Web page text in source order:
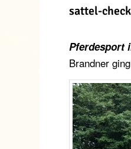
sattel-
Pferdesport
Brandner